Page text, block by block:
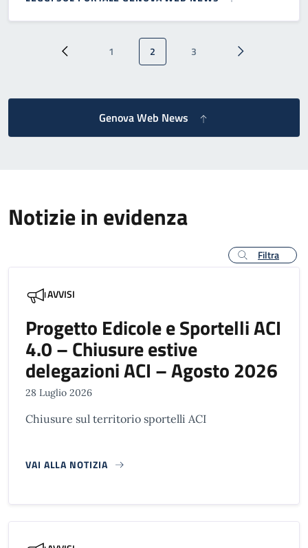
Paginazione
Pagina precedente
Pagina
1 Pagina attuale
2 Pagina
3 Pagina
Genova Web News
Notizie in evidenza
Filtra
AVVISI
Progetto Edicole e Sportelli ACI
4.0 – Chiusure estive
delegazioni ACI – Agosto 2026
28 Luglio 2026
Chiusure sul territorio sportelli ACI
VAI ALLA NOTIZIA